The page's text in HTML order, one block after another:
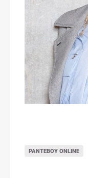
ΡΑΝΤΕΒΟΎ ONLINE